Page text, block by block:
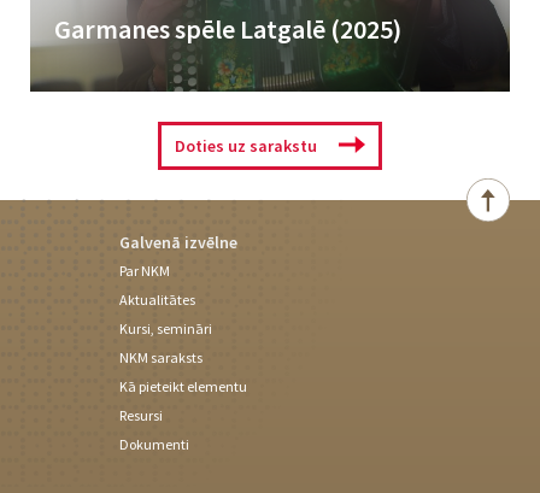
Garmanes spēle Latgalē (2025)
Instrumenta nosaukums sākotnēji aizgūts no krievu valodas jau 19.
Doties uz sarakstu
Galvenā izvēlne
Par NKM
Aktualitātes
Kursi, semināri
NKM saraksts
Kā pieteikt elementu
Resursi
Dokumenti